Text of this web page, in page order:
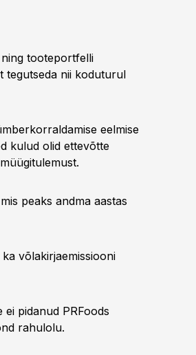
ning tooteportfelli
tegutseda nii koduturul
eelmise
kulud olid ettevõtte
peaks andma aastas
võlakirjaemissiooni
pidanud PRFoods
rahulolu.